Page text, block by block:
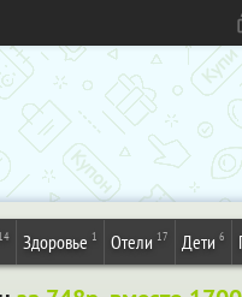
14 Здоровье 1 Отели 17 Дети 6